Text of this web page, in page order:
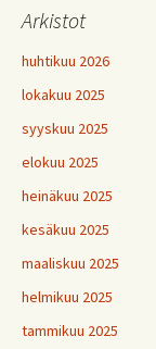
Arkistot
huhtikuu 2026
lokakuu 2025
syyskuu 2025
elokuu 2025
heinäkuu 2025
kesäkuu 2025
maaliskuu 2025
helmikuu 2025
tammikuu 2025